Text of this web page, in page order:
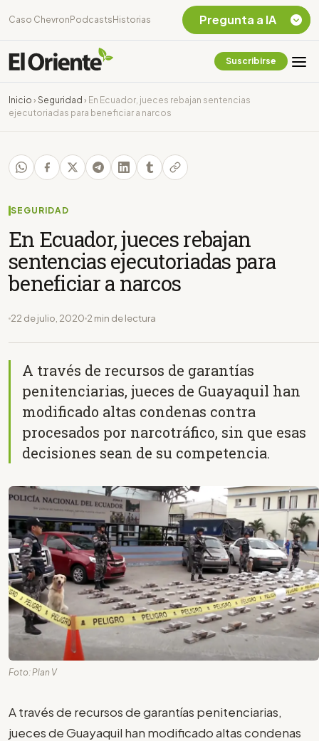
Caso Chevron Podcasts Historias
Suscribirse
Inicio › Seguridad › En Ecuador, jueces rebajan sentencias
ejecutoriadas para beneficiar a narcos
SEGURIDAD
En Ecuador, jueces rebajan
sentencias ejecutoriadas para
beneficiar a narcos
22 de julio, 2020 2 min de lectura
A través de recursos de garantías
penitenciarias, jueces de Guayaquil han
modificado altas condenas contra
procesados por narcotráfico, sin que esas
decisiones sean de su competencia.
Foto: Plan V
A través de recursos de garantías penitenciarias,
jueces de Guayaquil han modificado altas condenas
Pregunta a IA
Chevron Ecuador